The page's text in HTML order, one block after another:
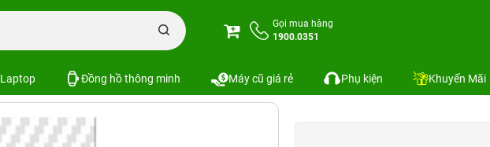
Gọi mua hàng
1900.0351
Laptop Đồng hồ thông minh Máy cũ giá rẻ Phụ kiện Khuyến Mãi
Miếng dán Carbon mặt sau trong Xiaomi Mi 5S